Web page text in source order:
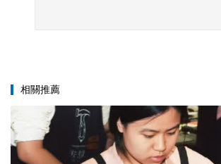
相關推薦